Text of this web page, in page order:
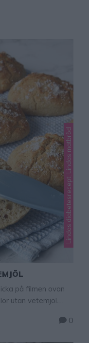
Lindas diabetesrecept, Lindas matbröd
på filmen ovan
utan vetemjöl.
är lätt att göra själv:0